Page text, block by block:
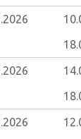
2026
2026
2026